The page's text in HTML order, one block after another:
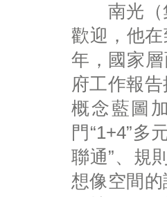
南光（集
歡迎，他
年，國家
府工作報
概念藍圖
門“1+4”多
聯通”、規
想像空間